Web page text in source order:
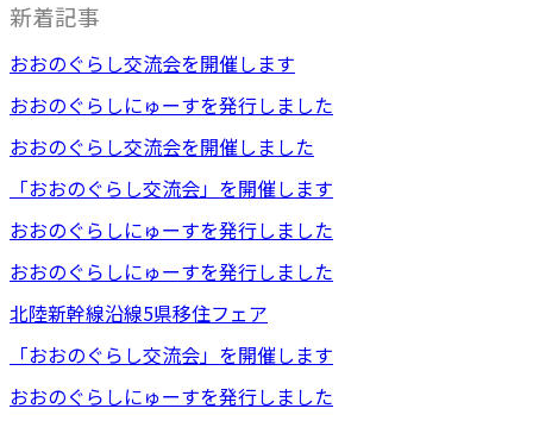
新着記事
おおのぐらし交流会を開催します
おおのぐらしにゅーすを発行しました
おおのぐらし交流会を開催しました
「おおのぐらし交流会」を開催します
おおのぐらしにゅーすを発行しました
おおのぐらしにゅーすを発行しました
北陸新幹線沿線5県移住フェア
「おおのぐらし交流会」を開催します
おおのぐらしにゅーすを発行しました